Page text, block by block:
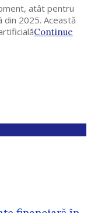
atât pentru
2025. Această
Continue